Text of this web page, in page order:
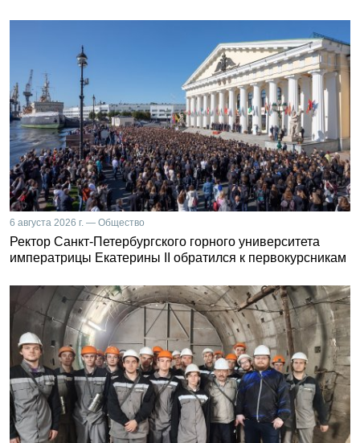
6 августа 2026 г. — Общество
Ректор Санкт-Петербургского горного университета
императрицы Екатерины II обратился к первокурсникам